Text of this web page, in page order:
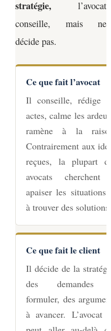
stratégie,
l’avocat
conseille, mais ne
décide pas.
Ce que fait l’avocat
Il conseille, rédige les
actes, calme les ardeurs,
ramène à la raison.
Contrairement aux idées
reçues, la plupart des
avocats cherchent à
apaiser les situations et
à trouver des solutions.
Ce que fait le client
Il décide de la stratégie,
des demandes à
formuler, des arguments
à avancer. L’avocat ne